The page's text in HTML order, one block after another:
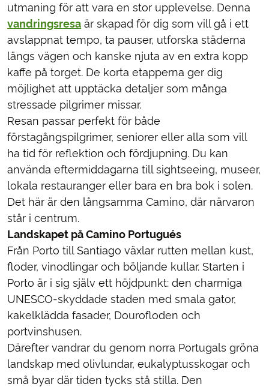
utmaning för att vara en stor upplevelse. Denna
vandringsresa är skapad för dig som vill gå i ett
avslappnat tempo, ta pauser, utforska städerna
längs vägen och kanske njuta av en extra kopp
kaffe på torget. De korta etapperna ger dig
möjlighet att upptäcka detaljer som många
stressade pilgrimer missar.
Resan passar perfekt för både
förstagångspilgrimer, seniorer eller alla som vill
ha tid för reflektion och fördjupning. Du kan
använda eftermiddagarna till sightseeing, museer,
lokala restauranger eller bara en bra bok i solen.
Det här är den långsamma Camino, där närvaron
står i centrum.
Landskapet på Camino Portugués
Från Porto till Santiago växlar rutten mellan kust,
floder, vinodlingar och böljande kullar. Starten i
Porto är i sig själv ett höjdpunkt: den charmiga
UNESCO-skyddade staden med smala gator,
kakelklädda fasader, Dourofloden och
portvinshusen.
Därefter vandrar du genom norra Portugals gröna
landskap med olivlundar, eukalyptusskogar och
små byar där tiden tycks stå stilla. Den